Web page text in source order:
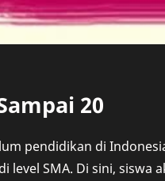
20
pendidikan di
SMA. Di sini, siswa